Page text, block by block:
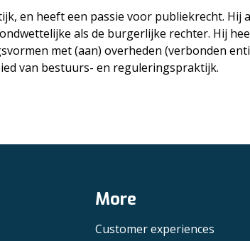
en heeft een passie voor publiekrecht. Hij
als de burgerlijke rechter. Hij
met (aan) overheden (verbonden
van bestuurs- en reguleringspraktijk.
More
Customer experiences